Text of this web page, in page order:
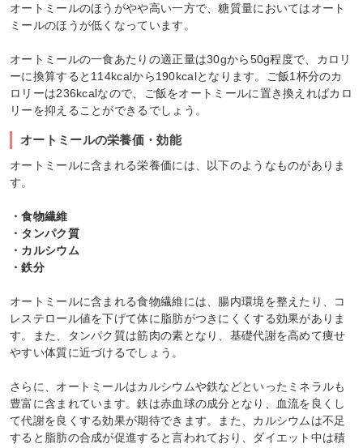
オートミールのほうがやや高い一方で、糖質量においてはオート
ミールのほうが低くなっています。
オートミールの一食あたりの適正量は30gから50g程度で、カロリ
ーに換算すると114kcalから190kcalとなります。ご飯1杯分のカ
ロリーは236kcalなので、ご飯をオートミールに置き換えればカロ
リーを抑えることができるでしょう。
オートミールの栄養価・効能
オートミールに含まれる栄養価には、以下のようなものがありま
す。
・食物繊維
・タンパク質
・カルシウム
・鉄分
オートミールに含まれる食物繊維には、腸内環境を整えたり、コ
レステロール値を下げて体に脂肪がつきにくくする効果がありま
す。また、タンパク質は筋肉の素となり、基礎代謝を高めて痩せ
やすい体質に近づけるでしょう。
さらに、オートミールはカルシウムや鉄などといったミネラルも
豊富に含まれています。鉄は赤血球の成分となり、血流を良くし
て代謝を良くする効果が期待できます。また、カルシウムは不足
すると脂肪の合成が促進すると言われており、ダイエット中は積